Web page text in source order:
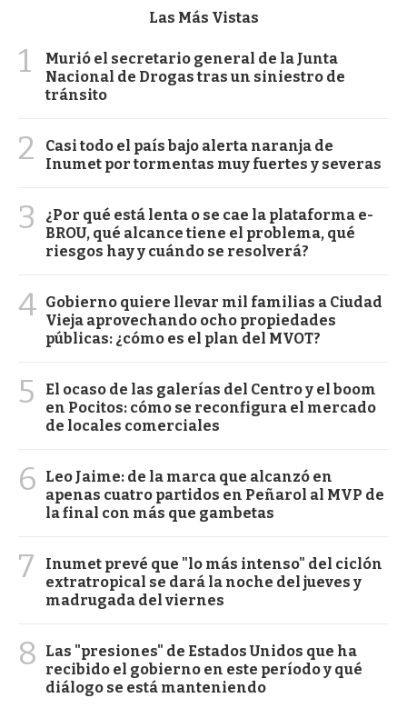
Las Más Vistas
1
Murió el secretario general de la Junta
Nacional de Drogas tras un siniestro de
tránsito
2
Casi todo el país bajo alerta naranja de
Inumet por tormentas muy fuertes y severas
3
¿Por qué está lenta o se cae la plataforma e-
BROU, qué alcance tiene el problema, qué
riesgos hay y cuándo se resolverá?
4 Gobierno quiere llevar mil familias a Ciudad
Vieja aprovechando ocho propiedades
públicas: ¿cómo es el plan del MVOT?
5
El ocaso de las galerías del Centro y el boom
en Pocitos: cómo se reconfigura el mercado
de locales comerciales
6
Leo Jaime: de la marca que alcanzó en
apenas cuatro partidos en Peñarol al MVP de
la final con más que gambetas
7
Inumet prevé que "lo más intenso" del ciclón
extratropical se dará la noche del jueves y
madrugada del viernes
8
Las "presiones" de Estados Unidos que ha
recibido el gobierno en este período y qué
diálogo se está manteniendo